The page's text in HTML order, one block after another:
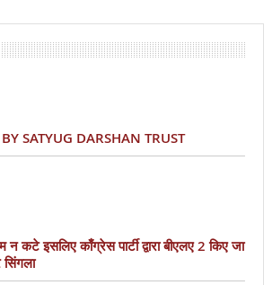
SATYUG DARSHAN TRUST
न कटे इसलिए काँग्रेस पार्टी द्वारा बीएलए 2 किए जा